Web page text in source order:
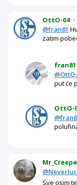
OttO-04 •
@fran81
zatim
fran81
put će
OttO-
Sve osim